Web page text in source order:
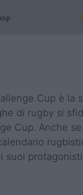
Cup è la
di rugby si
Cup. Anche
suoi